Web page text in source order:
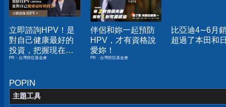
立即諮詢HPV！是
對自己健康最好的
投資，把握現在不
嫌晚！
PR・台灣癌症基金會
伴侶和妳一起預防
HPV，才有資格說
愛妳！
PR・台灣癌症基金會
比亞迪4∼6月
超過了本田和
POPIN
主題工具